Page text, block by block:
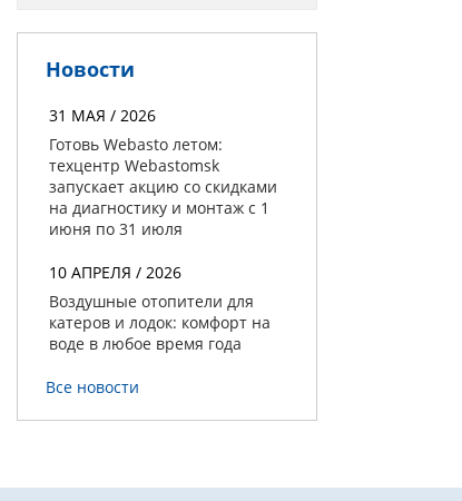
Новости
31 МАЯ / 2026
Готовь Webasto летом:
техцентр Webastomsk
запускает акцию со скидками
на диагностику и монтаж с 1
июня по 31 июля
10 АПРЕЛЯ / 2026
Воздушные отопители для
катеров и лодок: комфорт на
воде в любое время года
Все новости